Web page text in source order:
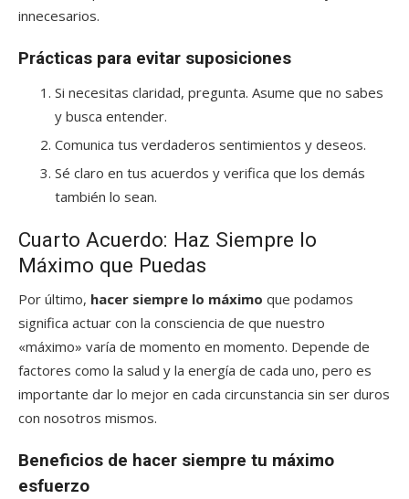
innecesarios.
Prácticas para evitar suposiciones
Si necesitas claridad, pregunta. Asume que no sabes
y busca entender.
Comunica tus verdaderos sentimientos y deseos.
Sé claro en tus acuerdos y verifica que los demás
también lo sean.
Cuarto Acuerdo: Haz Siempre lo
Máximo que Puedas
Por último, hacer siempre lo máximo que podamos
significa actuar con la consciencia de que nuestro
«máximo» varía de momento en momento. Depende de
factores como la salud y la energía de cada uno, pero es
importante dar lo mejor en cada circunstancia sin ser duros
con nosotros mismos.
Beneficios de hacer siempre tu máximo
esfuerzo